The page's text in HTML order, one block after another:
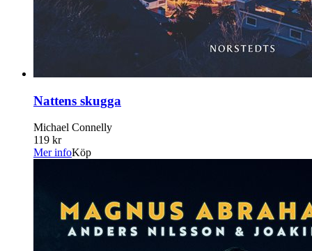
Nattens skugga
Michael Connelly
119 kr
Mer infoKöp